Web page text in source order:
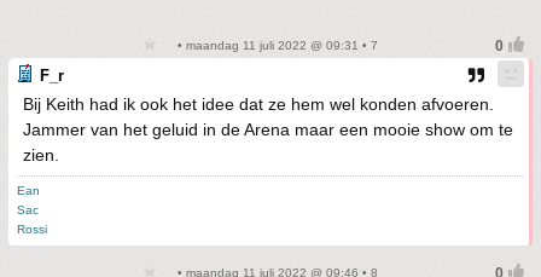
• maandag 11 juli 2022 @ 09:31 • 7
F_r
Bij Keith had ik ook het idee dat ze hem wel konden afvoeren.
Jammer van het geluid in de Arena maar een mooie show om te
zien.
Ean
Sac
Rossi
• maandag 11 juli 2022 @ 09:46 • 8